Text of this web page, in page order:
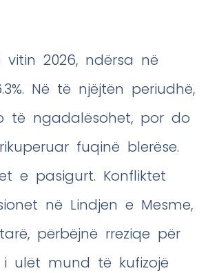
2026, ndërsa në
Në të njëjtën periudhë,
të ngadalësohet, por do
fuqinë blerëse.
e pasigurt. Konfliktet
në Lindjen e Mesme,
përbëjnë rreziqe për
ulët mund të kufizojë